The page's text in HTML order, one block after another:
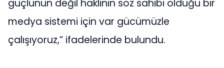
güçlünün değil haklının söz sahibi olduğu bir
medya sistemi için var gücümüzle
çalışıyoruz,” ifadelerinde bulundu.